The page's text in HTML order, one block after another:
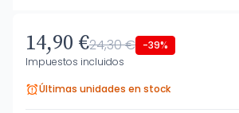
14,90 €24,30 € -39%
Impuestos incluidos
Últimas unidades en stock